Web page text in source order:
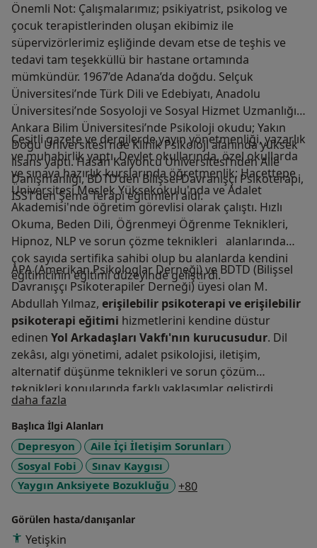
Önemli Not: Çalışmalarımız; psikiyatrist, psikolog ve
çocuk terapistlerinden oluşan ekibimiz ile
süpervizörlerimiz eşliğinde devam etse de teşhis ve
tedavi tam teşekküllü bir hastane ortamında
mümkündür. 1967’de Adana’da doğdu. Selçuk
Üniversitesi’nde Türk Dili ve Edebiyatı, Anadolu
Üniversitesi’nde Sosyoloji ve Sosyal Hizmet Uzmanlığı,
Ankara Bilim Üniversitesi’nde Psikoloji okudu; Yakın
Doğu Üniversitesi’nde Klinik Psikoloji alanında yüksek
lisans yaptı. Hasan Kalyoncu Üniversitesi’nden Aile
Danışmanlığı, BDTD’den Bilişsel Davranışçı Psikoterapi,
ISST’den Şema Terapi eğitimleri aldı.
Çeşitli gazete ve dergilerde yayın yönetmenliği, yazarlık
ve muhabirlik yaptı. Devlet okullarında, özel okullarda
ve sınava hazırlık kurslarında öğretmenlik; Hacettepe
Üniversitesi Meslek Yüksekokulu'nda ve Adalet
Akademisi'nde öğretim görevlisi olarak çalıştı. Hızlı
Okuma, Beden Dili, Öğrenmeyi Öğrenme Teknikleri,
Hipnoz, NLP ve sorun çözme teknikleri alanlarında
çok sayıda sertifika sahibi olup bu alanlarda kendini
eğitimcinin eğitimi düzeyinde geliştirdi.
APA (Amerikan Psikologlar Derneği) ve BDTD (Bilişsel
Davranışçı Psikoterapiler Derneği) üyesi olan M.
Abdullah Yılmaz, erişilebilir psikoterapi ve erişilebilir
psikoterapi eğitimi hizmetlerini kendine düstur
edinen Yol Arkadaşları Vakfı'nın kurucusudur. Dil
zekâsı, algı yönetimi, adalet psikolojisi, iletişim,
alternatif düşünme teknikleri ve sorun çözüm
teknikleri konularında farklı yaklaşımlar geliştirdi.
Birikimlerini çeşitli yayın organları aracılığıyla
paylaşmaya devam etmektedir.
daha fazla
Başlıca İlgi Alanları
Depresyon
Aile İçi İletişim Sorunları
Sosyal Fobi
Sınav Kaygısı
Yaygın Anksiyete Bozukluğu
+80
Görülen hasta/danışanlar
Yetişkin